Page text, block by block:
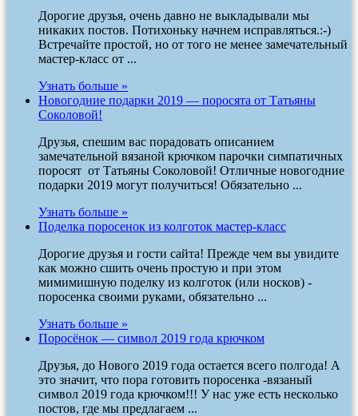
Дорогие друзья, очень давно не выкладывали мы
никаких постов. Потихоньку начнем исправляться.:-)
Встречайте простой, но от того не менее замечательный
мастер-класс от ...
Узнать больше »
Новогодние подарки 2019 — поросята от Татьяны
Соколовой!
Друзья, спешим вас порадовать описанием
замечательной вязаной крючком парочки симпатичных
поросят от Татьяны Соколовой! Отличные новогодние
подарки 2019 могут получиться! Обязательно ...
Узнать больше »
Поделка поросенок из колготок мастер-класс
Дорогие друзья и гости сайта! Прежде чем вы увидите
как можно сшить очень простую и при этом
мимимишную поделку из колготок (или носков) -
поросенка своими руками, обязательно ...
Узнать больше »
Поросёнок — символ 2019 года крючком
Друзья, до Нового 2019 года остается всего полгода! А
это значит, что пора готовить поросенка -вязаный
символ 2019 года крючком!!! У нас уже есть несколько
постов, где мы предлагаем ...